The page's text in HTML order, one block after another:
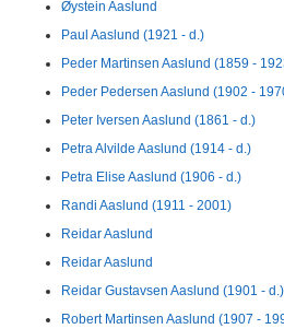
Øystein Aaslund
Paul Aaslund (1921 - d.)
Peder Martinsen Aaslund (1859 -
Peder Pedersen Aaslund (1902 -
Peter Iversen Aaslund (1861 - d.)
Petra Alvilde Aaslund (1914 - d.)
Petra Elise Aaslund (1906 - d.)
Randi Aaslund (1911 - 2001)
Reidar Aaslund
Reidar Aaslund
Reidar Gustavsen Aaslund (1901 - d.)
Robert Martinsen Aaslund (1907 -